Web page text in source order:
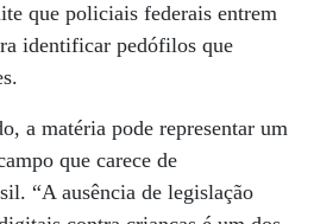
que policiais federais entrem
identificar pedófilos que
a matéria pode representar um
que carece de
“A ausência de legislação